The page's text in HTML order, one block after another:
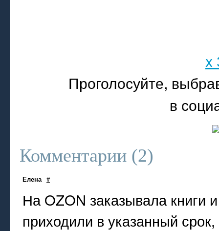
x
Проголосуйте,
в
Комментарии (2)
Елена #
На OZON заказывала книги
приходили в указанный